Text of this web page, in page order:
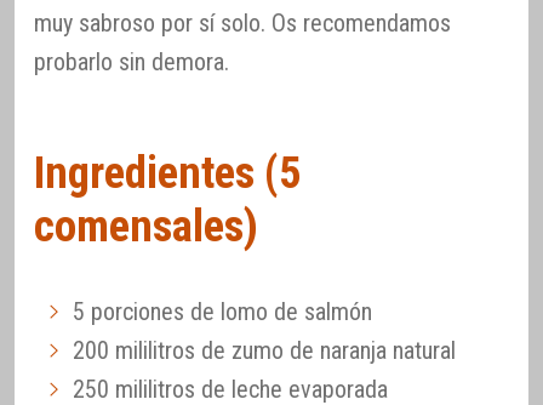
muy sabroso por sí solo. Os recomendamos
probarlo sin demora.
Ingredientes (5
comensales)
5 porciones de lomo de salmón
200 mililitros de zumo de naranja natural
250 mililitros de leche evaporada